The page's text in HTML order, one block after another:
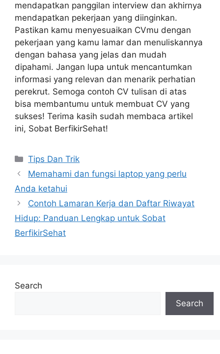
mendapatkan panggilan interview dan akhirnya
mendapatkan pekerjaan yang diinginkan.
Pastikan kamu menyesuaikan CVmu dengan
pekerjaan yang kamu lamar dan menuliskannya
dengan bahasa yang jelas dan mudah
dipahami. Jangan lupa untuk mencantumkan
informasi yang relevan dan menarik perhatian
perekrut. Semoga contoh CV tulisan di atas
bisa membantumu untuk membuat CV yang
sukses! Terima kasih sudah membaca artikel
ini, Sobat BerfikirSehat!
Categories
Tips Dan Trik
Memahami dan fungsi laptop yang perlu
Anda ketahui
Contoh Lamaran Kerja dan Daftar Riwayat
Hidup: Panduan Lengkap untuk Sobat
BerfikirSehat
Search
Search